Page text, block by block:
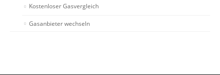
Kostenloser Gasvergleich
Gasanbieter wechseln